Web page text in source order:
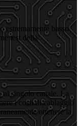
basso
test della
al singolo canale. La
i costi di cablaggio
ottenere la